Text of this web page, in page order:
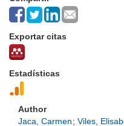
Exportar citas
Estadísticas
Author
Jaca, Carmen; Viles,